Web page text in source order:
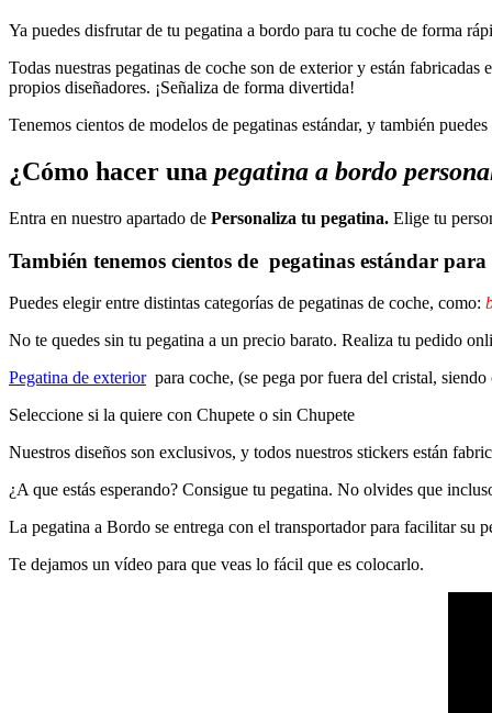
Ya puedes disfrutar de tu pegatina a bordo para tu coche de forma
Todas nuestras pegatinas de coche son de exterior y están
propios diseñadores. ¡Señaliza de forma divertida!
Tenemos cientos de modelos de pegatinas estándar, y también
¿Cómo hacer una pegatina a bordo
Entra en nuestro apartado de Personaliza tu pegatina. Elige tu
También tenemos cientos de pegatinas estándar para
Puedes elegir entre distintas categorías de pegatinas de coche, como:
No te quedes sin tu pegatina a un precio barato. Realiza tu pedido
Pegatina de exteriorpara coche, (se pega por fuera del cristal,
Seleccione si la quiere con Chupete o sin Chupete
Nuestros diseños son exclusivos, y todos nuestros stickers están
¿A que estás esperando? Consigue tu pegatina. No olvides que
La pegatina a Bordo se entrega con el transportador para facilitar su
Te dejamos un vídeo para que veas lo fácil que es colocarlo.